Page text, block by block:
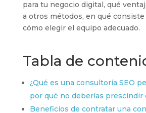
para tu negocio digital, qué
a otros métodos, en qué
cómo elegir el equipo adecuado.
Tabla de
¿Qué es una consultoría SEO
por qué no deberías prescindir
Beneficios de contratar una